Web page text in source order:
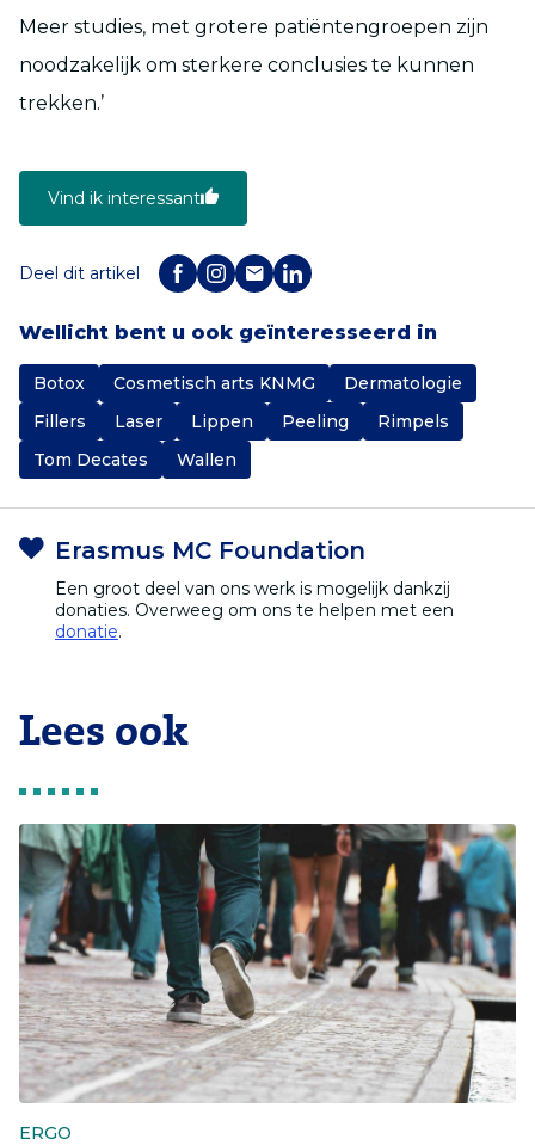
Meer studies, met grotere patiëntengroepen zijn
noodzakelijk om sterkere conclusies te kunnen
trekken.’
Vind ik interessant
Deel dit artikel
Wellicht bent u ook geïnteresseerd in
Botox Cosmetisch arts KNMG
Dermatologie
Fillers
Laser Lippen Peeling
Rimpels
Tom Decates
Wallen
Erasmus MC Foundation
Een groot deel van ons werk is mogelijk dankzij
donaties. Overweeg om ons te helpen met een
donatie.
Lees ook
ERGO